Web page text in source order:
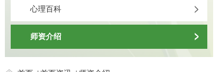
心理百科
师资介绍